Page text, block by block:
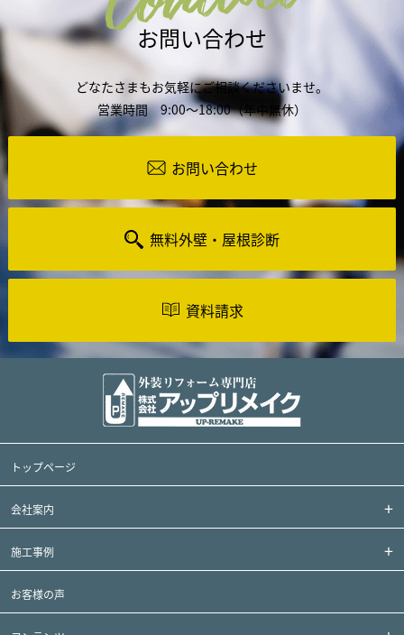
お問い合わせ
どなたさまもお気軽にご相談くださいませ。
営業時間 9:00～18:00（年中無休）
お問い合わせ
無料外壁・屋根診断
資料請求
トップページ
会社案内
施工事例
お客様の声